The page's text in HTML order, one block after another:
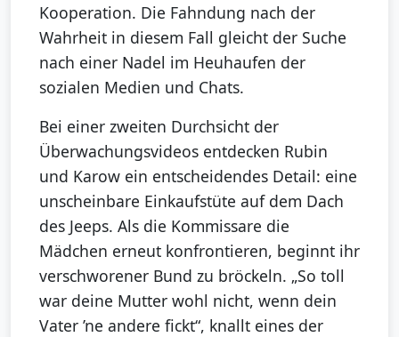
Kooperation. Die Fahndung nach der
Wahrheit in diesem Fall gleicht der Suche
nach einer Nadel im Heuhaufen der
sozialen Medien und Chats.
Bei einer zweiten Durchsicht der
Überwachungsvideos entdecken Rubin
und Karow ein entscheidendes Detail: eine
unscheinbare Einkaufstüte auf dem Dach
des Jeeps. Als die Kommissare die
Mädchen erneut konfrontieren, beginnt ihr
verschworener Bund zu bröckeln. „So toll
war deine Mutter wohl nicht, wenn dein
Vater ’ne andere fickt“, knallt eines der